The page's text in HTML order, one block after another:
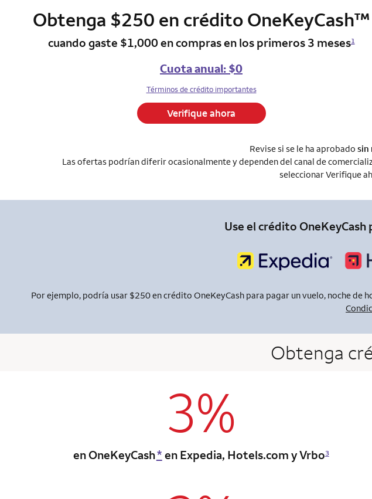
column 1 Onkey card
Obtenga $250 en crédito OneKeyCash™
cuando gaste $1,000 en compras en los primeros 3 meses1
Cuota anual: $0
Términos de crédito importantes
Verifique ahora
Revise si se le ha aprobado sin
Las ofertas podrían diferir ocasionalmente y dependen del canal de
seleccionar Verifique
Use el crédito
Por ejemplo, podría usar $250 en crédito OneKeyCash para pagar un vuelo, noche
Obtenga
column 1 Onkey card
3%
en OneKeyCash* en Expedia, Hotels.com y Vrbo3